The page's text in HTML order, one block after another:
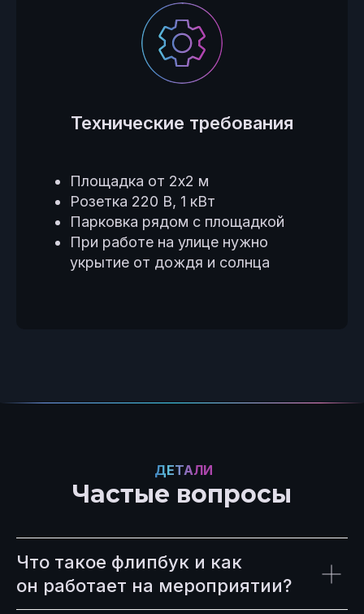
Технические требования
Площадка от 2х2 м
Розетка 220 В, 1 кВт
Парковка рядом с площадкой
При работе на улице нужно
укрытие от дождя и солнца
Частые вопросы
ДЕТАЛИ
Что такое флипбук и как
он работает на мероприятии?